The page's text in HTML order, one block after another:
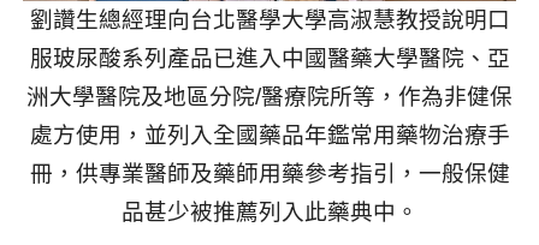
劉讚生總經理向台北醫學大學高淑慧教授說明口
服玻尿酸系列產品已進入中國醫藥大學醫院、亞
洲大學醫院及地區分院/醫療院所等，作為非健保
處方使用，並列入全國藥品年鑑常用藥物治療手
冊，供專業醫師及藥師用藥參考指引，一般保健
品甚少被推薦列入此藥典中。